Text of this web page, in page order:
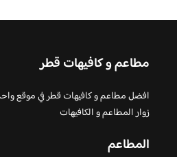
مطاعم و كافيهات قطر
افضل مطاعم و كافيهات قطر في موقع
زوار المطاعم و الكافيهات
المطاعم